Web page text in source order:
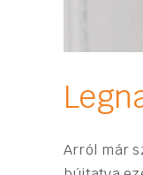
Arról már